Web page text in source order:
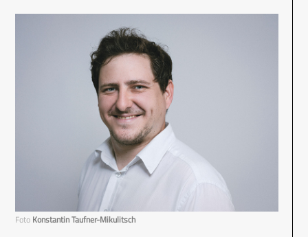
Foto Konstantin Taufner-Mikulitsch